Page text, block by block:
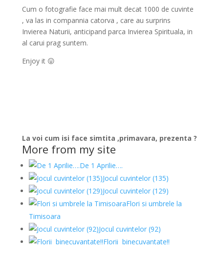
Cum o fotografie face mai mult decat 1000 de cuvinte
, va las in compannia catorva , care au surprins
Invierea Naturii, anticipand parca Invierea Spirituala, in
al carui prag suntem.
Enjoy it 😛
La voi cum isi face simtita ,primavara, prezenta ?
More from my site
De 1 Aprilie….
Jocul cuvintelor (135)
Jocul cuvintelor (129)
Flori si umbrele la
Timisoara
Jocul cuvintelor (92)
Florii binecuvantate!!